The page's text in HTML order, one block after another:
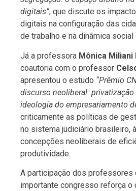
digitais”, que discute os
digitais na configuração das
de trabalho e na dinâmica social
Já a professora Mônica Miliani
coautoria com o professor
apresentou o estudo “Prêmio
discurso neoliberal: privatização
ideologia do empresariamento
criticamente as políticas de
no sistema judiciário brasileiro,
concepções neoliberais de
produtividade.
A participação dos professores
importante congresso reforça o